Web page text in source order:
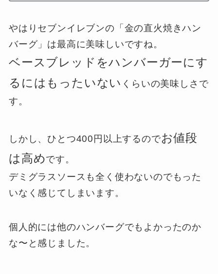
やはりセブンイレブンの「金の直火焼きハン
バーグ」は最高に美味しいですね。
ベースブレッドをハンバーガーにす
るにはもったいない くらいの美味しさで
す。
しかし、ひとつ400円以上するのでお値段
は高めです。
デミグラスソースも全く使わないのでもった
いなく感じてしまいます。
個人的には他のハンバーグでもよかったのか
な〜と感じました。